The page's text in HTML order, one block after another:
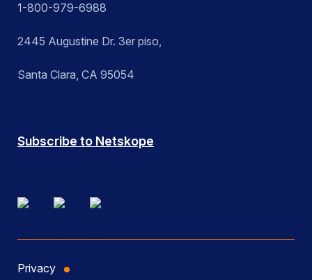
1-800-979-6988
2445 Augustine Dr. 3er piso,
Santa Clara, CA 95054
Subscribe to Netskope
Privacy